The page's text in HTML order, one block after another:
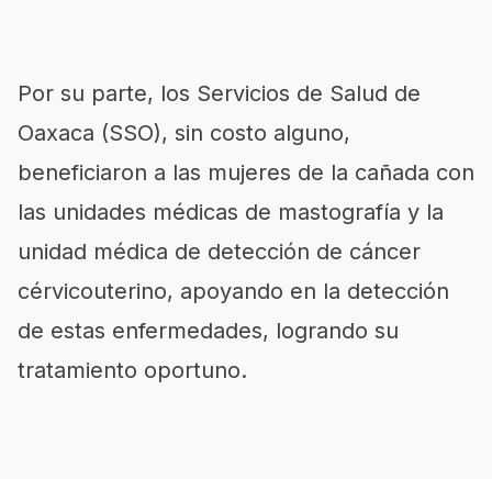
Por su parte, los Servicios de Salud de
Oaxaca (SSO), sin costo alguno,
beneficiaron a las mujeres de la cañada con
las unidades médicas de mastografía y la
unidad médica de detección de cáncer
cérvicouterino, apoyando en la detección
de estas enfermedades, logrando su
tratamiento oportuno.